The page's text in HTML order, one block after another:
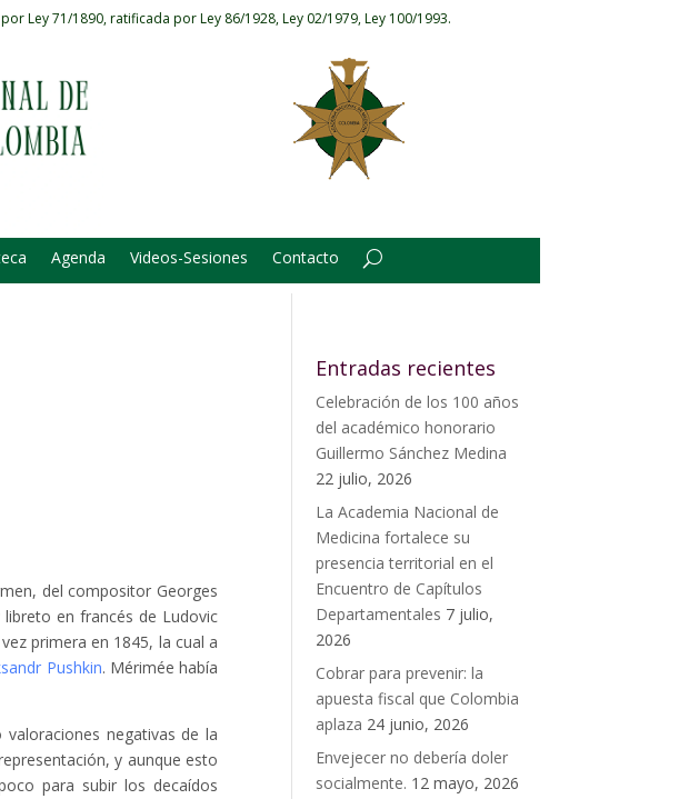
Ley 71/1890, ratificada por Ley 86/1928, Ley 02/1979, Ley 100/1993.
Agenda Videos-Sesiones Contacto
del compositor Georges
libreto en francés de Ludovic
primera en 1845, la cual a
Pushkin. Mérimée había
negativas de la
y aunque esto
para subir los decaídos
Entradas recientes
Celebración de los 100 años
del académico honorario
Guillermo Sánchez Medina
22 julio, 2026
La Academia Nacional de
Medicina fortalece su
presencia territorial en el
Encuentro de Capítulos
Departamentales 7 julio,
2026
Cobrar para prevenir: la
apuesta fiscal que Colombia
aplaza 24 junio, 2026
Envejecer no debería doler
socialmente. 12 mayo, 2026